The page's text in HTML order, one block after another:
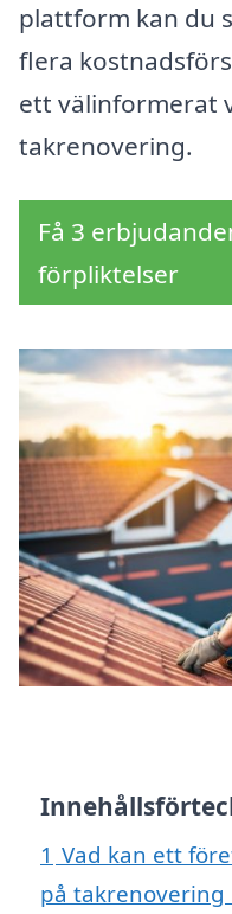
plattform kan du
flera
ett välinformerat
takrenovering.
Få 3
förpliktelser
1 Vad kan ett
på takrenovering